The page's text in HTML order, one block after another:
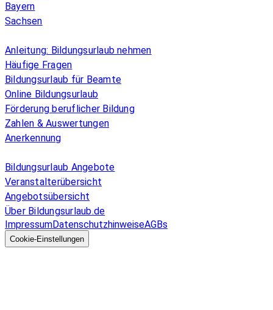
Bayern
Sachsen
Anleitung: Bildungsurlaub nehmen
Häufige Fragen
Bildungsurlaub für Beamte
Online Bildungsurlaub
Förderung beruflicher Bildung
Zahlen & Auswertungen
Anerkennung
Bildungsurlaub Angebote
Veranstalterübersicht
Angebotsübersicht
Über Bildungsurlaub.de
ImpressumDatenschutzhinweiseAGBs
Cookie-Einstellungen